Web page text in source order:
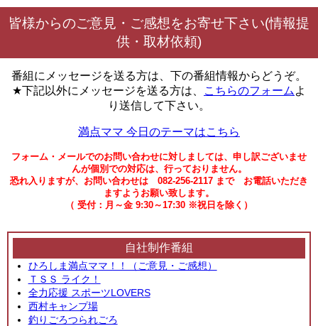
皆様からのご意見・ご感想をお寄せ下さい(情報提
供・取材依頼)
番組にメッセージを送る方は、下の番組情報からどうぞ。
★下記以外にメッセージを送る方は、
こちらのフォーム よ
り送信して下さい。
満点ママ 今日のテーマはこちら
フォーム・メールでのお問い合わせに対しましては、申し訳ございませ
んが個別での対応は、行っておりません。
恐れ入りますが、お問い合わせは 082-256-2117 まで お電話いただき
ますようお願い致します。
（ 受付：月～金 9:30～17:30 ※祝日を除く）
自社制作番組
ひろしま満点ママ！！（ご意見・ご感想）
ＴＳＳ ライク！
全力応援 スポーツLOVERS
西村キャンプ場
釣りごろつられごろ